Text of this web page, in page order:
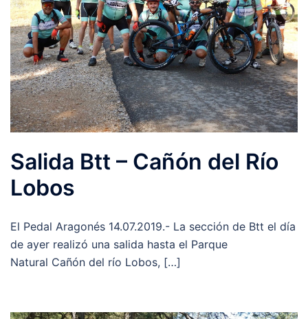
Salida Btt – Cañón del Río
Lobos
El Pedal Aragonés 14.07.2019.- La sección de Btt el día
de ayer realizó una salida hasta el Parque
Natural Cañón del río Lobos, […]